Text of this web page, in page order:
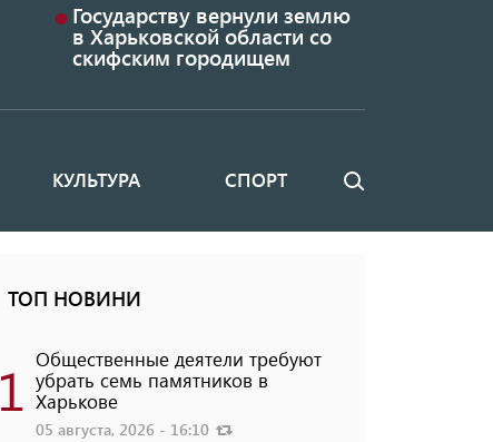
Государству вернули землю
в Харьковской области со
скифским городищем
КУЛЬТУРА СПОРТ Поиск
ТОП НОВИНИ
1 Общественные деятели требуют
убрать семь памятников в
Харькове
05 августа, 2026 - 16:10